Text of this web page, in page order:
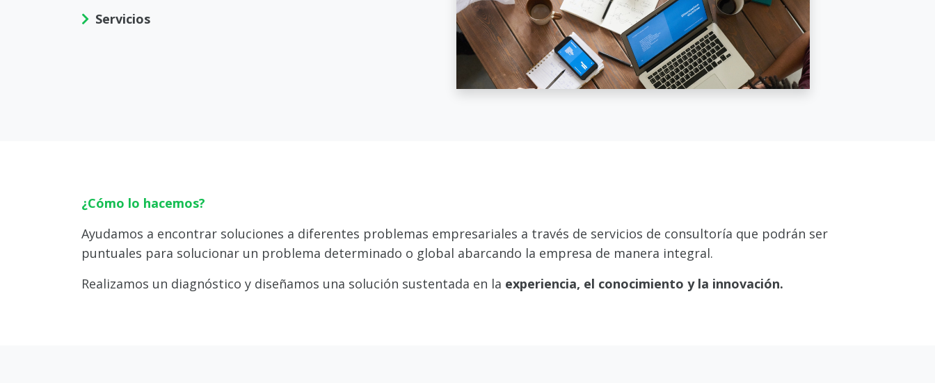
Servicios
¿Cómo lo hacemos?
Ayudamos a encontrar soluciones a diferentes problemas empresariales a través de servicios de consultoría que podrán ser
puntuales para solucionar un problema determinado o global abarcando la empresa de manera integral.
Realizamos un diagnóstico y diseñamos una solución sustentada en la experiencia, el conocimiento y la innovación.